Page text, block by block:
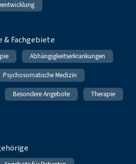
& Fachgebiete
Abhängigkeitserkrankungen
Psychosomatische Medizin
Besondere Angebote Therapie